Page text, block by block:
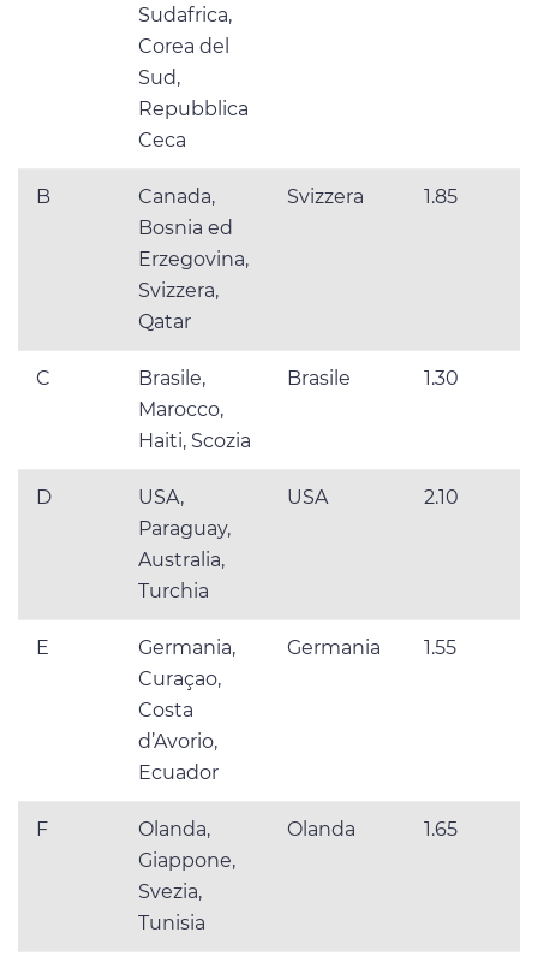
Sudafrica,
Corea del
Sud,
Repubblica
Ceca
B
Canada,
Bosnia ed
Erzegovina,
Svizzera,
Qatar
Svizzera 1.85
C
Brasile,
Marocco,
Haiti, Scozia
Brasile 1.30
D
USA,
Paraguay,
Australia,
Turchia
USA 2.10
E
Germania,
Curaçao,
Costa
d’Avorio,
Ecuador
Germania 1.55
F
Olanda,
Giappone,
Svezia,
Tunisia
Olanda 1.65